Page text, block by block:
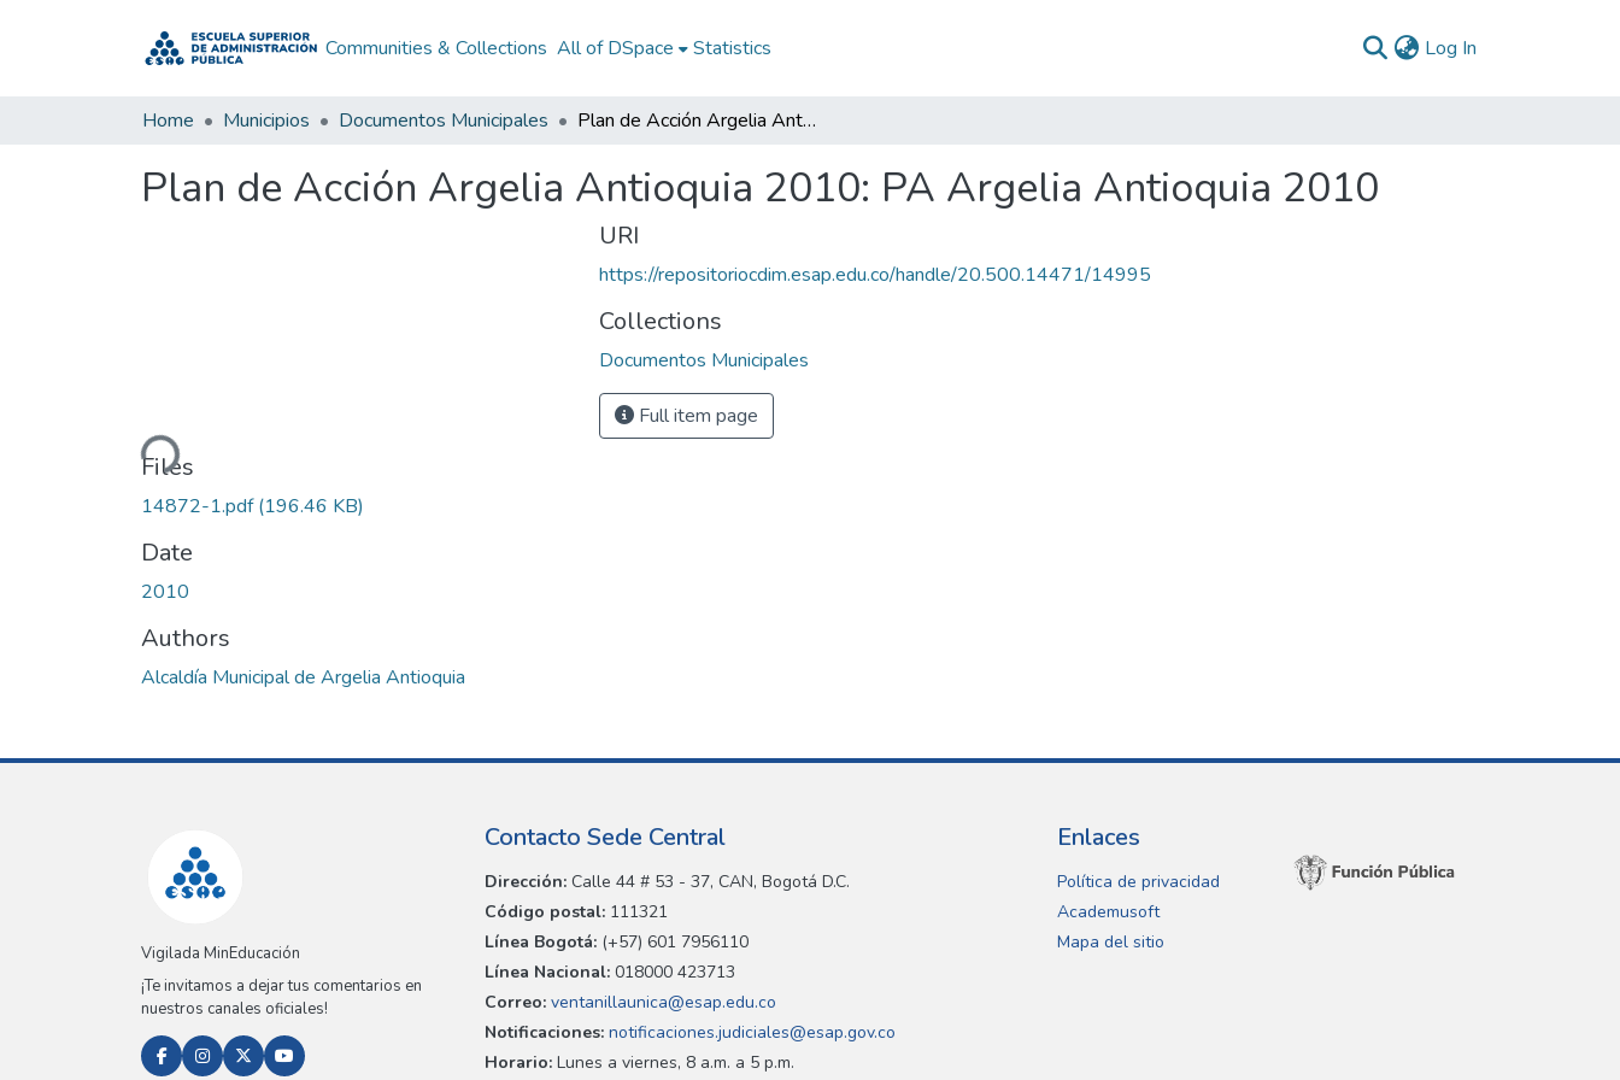
Communities & Collections All of DSpace Statistics Log In
Home Municipios Documentos Municipales Plan de Acción Argelia Antioquia 2010: PA Argelia Antioquia 2010
Plan de Acción Argelia Antioquia 2010: PA Argelia Antioquia 2010
Loading...
Files
14872-1.pdf(196.46 KB)
Date
2010
Authors
Alcaldía Municipal de Argelia Antioquia
URI
https://repositoriocdim.esap.edu.co/handle/20.500.14471/14995
Collections
Documentos Municipales
Full item page
Vigilada MinEducación
¡Te invitamos a dejar tus comentarios en
nuestros canales oficiales!
Contacto Sede Central
Dirección: Calle 44 # 53 - 37, CAN, Bogotá D.C.
Código postal: 111321
Línea Bogotá: (+57) 601 7956110
Línea Nacional: 018000 423713
Correo: ventanillaunica@esap.edu.co
Notificaciones: notificaciones.judiciales@esap.gov.co
Horario: Lunes a viernes, 8 a.m. a 5 p.m.
Enlaces
Política de privacidad
Academusoft
Mapa del sitio